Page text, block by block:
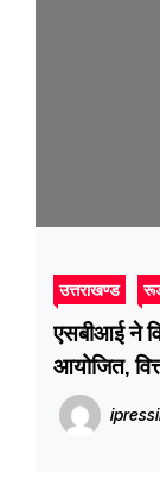
उत्तराखण्ड
एसबीआई ने
आयोजित,
अधिक
जा रहा है